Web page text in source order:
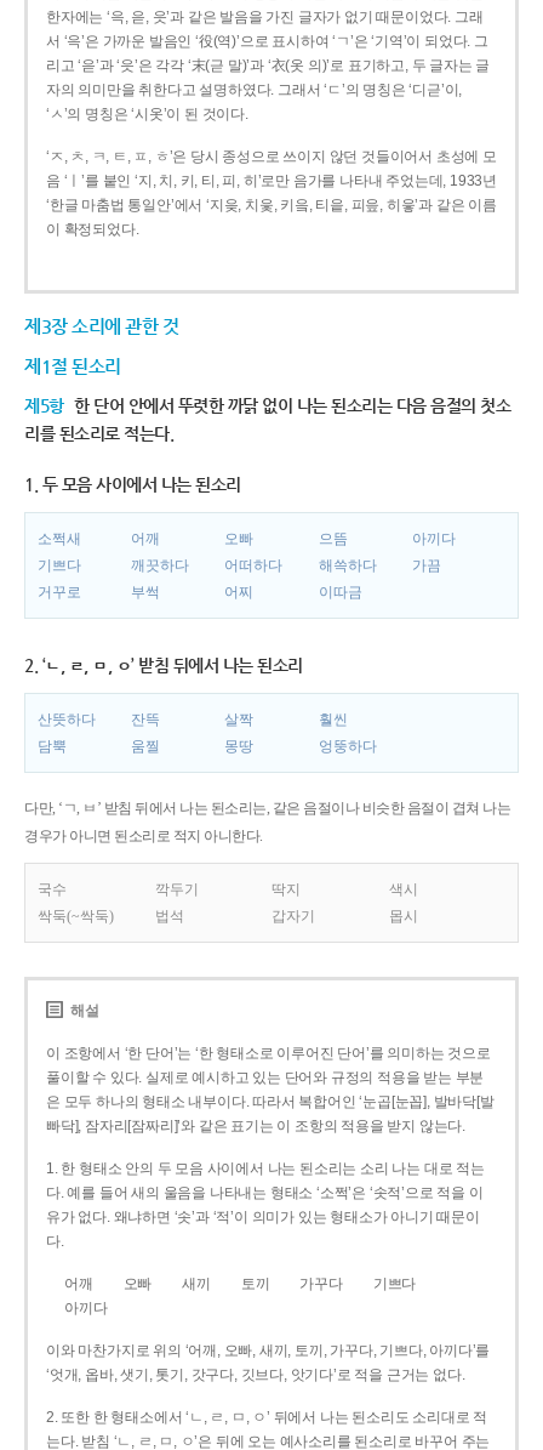
한자에는 ‘윽, 읃, 읏’과 같은 발음을 가진 글자가 없기 때문이었다. 그래
서 ‘윽’은 가까운 발음인 ‘役(역)’으로 표시하여 ‘ㄱ’은 ‘기역’이 되었다. 그
리고 ‘읃’과 ‘읏’은 각각 ‘末(귿 말)’과 ‘衣(옷 의)’로 표기하고, 두 글자는 글
자의 의미만을 취한다고 설명하였다. 그래서 ‘ㄷ’의 명칭은 ‘디귿’이,
‘ㅅ’의 명칭은 ‘시옷’이 된 것이다.
‘ㅈ, ㅊ, ㅋ, ㅌ, ㅍ, ㅎ’은 당시 종성으로 쓰이지 않던 것들이어서 초성에 모
음 ‘ㅣ’를 붙인 ‘지, 치, 키, 티, 피, 히’로만 음가를 나타내 주었는데, 1933년
‘한글 마춤법 통일안’에서 ‘지읒, 치읓, 키읔, 티읕, 피읖, 히읗’과 같은 이름
이 확정되었다.
제3장 소리에 관한 것
제1절 된소리
제5항 한 단어 안에서 뚜렷한 까닭 없이 나는 된소리는 다음 음절의 첫소
리를 된소리로 적는다.
1. 두 모음 사이에서 나는 된소리
소쩍새 어깨 오빠 으뜸
아끼다
기쁘다
깨끗하다 어떠하다 해쓱하다
가끔
거꾸로
부썩 어찌 이따금
2. ‘ㄴ, ㄹ, ㅁ, ㅇ’ 받침 뒤에서 나는 된소리
산뜻하다 잔뜩 살짝
훨씬
담뿍
움찔 몽땅 엉뚱하다
다만, ‘ㄱ, ㅂ’ 받침 뒤에서 나는 된소리는, 같은 음절이나 비슷한 음절이 겹쳐 나는
경우가 아니면 된소리로 적지 아니한다.
국수 깍두기 딱지
색시
싹둑(~싹둑)
법석 갑자기 몹시
해설
이 조항에서 ‘한 단어’는 ‘한 형태소로 이루어진 단어’를 의미하는 것으로
풀이할 수 있다. 실제로 예시하고 있는 단어와 규정의 적용을 받는 부분
은 모두 하나의 형태소 내부이다. 따라서 복합어인 ‘눈곱[눈꼽], 발바닥[발
빠닥], 잠자리[잠짜리]’와 같은 표기는 이 조항의 적용을 받지 않는다.
1. 한 형태소 안의 두 모음 사이에서 나는 된소리는 소리 나는 대로 적는
다. 예를 들어 새의 울음을 나타내는 형태소 ‘소쩍’은 ‘솟적’으로 적을 이
유가 없다. 왜냐하면 ‘솟’과 ‘적’이 의미가 있는 형태소가 아니기 때문이
다.
어깨 오빠 새끼 토끼 가꾸다
기쁘다
아끼다
이와 마찬가지로 위의 ‘어깨, 오빠, 새끼, 토끼, 가꾸다, 기쁘다, 아끼다’를
‘엇개, 옵바, 샛기, 톳기, 갓구다, 깃브다, 앗기다’로 적을 근거는 없다.
2. 또한 한 형태소에서 ‘ㄴ, ㄹ, ㅁ, ㅇ’ 뒤에서 나는 된소리도 소리대로 적
는다. 받침 ‘ㄴ, ㄹ, ㅁ, ㅇ’은 뒤에 오는 예사소리를 된소리로 바꾸어 주는